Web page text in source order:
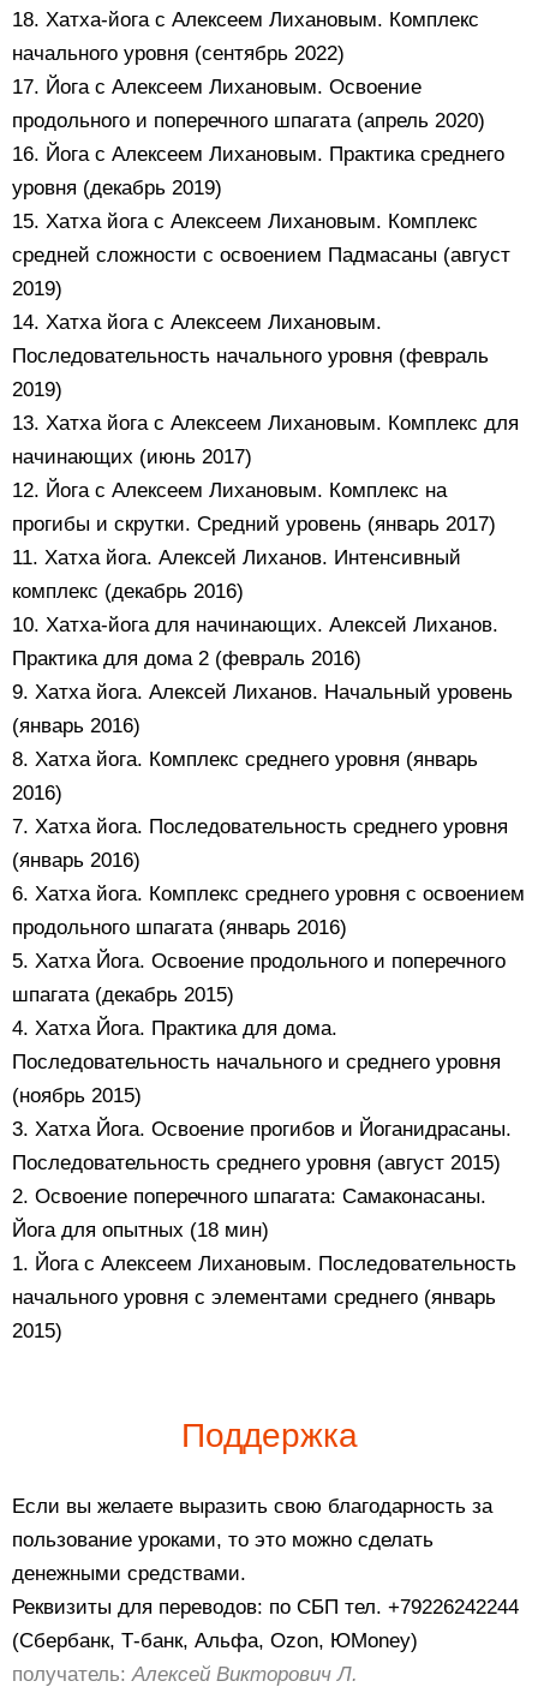
18. Хатха-йога с Алексеем Лихановым. Комплекс
начального уровня (сентябрь 2022)
17. Йога с Алексеем Лихановым. Освоение
продольного и поперечного шпагата (апрель 2020)
16. Йога с Алексеем Лихановым. Практика среднего
уровня (декабрь 2019)
15. Хатха йога с Алексеем Лихановым. Комплекс
средней сложности с освоением Падмасаны (август
2019)
14. Хатха йога с Алексеем Лихановым.
Последовательность начального уровня (февраль
2019)
13. Хатха йога с Алексеем Лихановым. Комплекс для
начинающих (июнь 2017)
12. Йога с Алексеем Лихановым. Комплекс на
прогибы и скрутки. Средний уровень (январь 2017)
11. Хатха йога. Алексей Лиханов. Интенсивный
комплекс (декабрь 2016)
10. Хатха-йога для начинающих. Алексей Лиханов.
Практика для дома 2 (февраль 2016)
9. Хатха йога. Алексей Лиханов. Начальный уровень
(январь 2016)
8. Хатха йога. Комплекс среднего уровня (январь
2016)
7. Хатха йога. Последовательность среднего уровня
(январь 2016)
6. Хатха йога. Комплекс среднего уровня с освоением
продольного шпагата (январь 2016)
5. Хатха Йога. Освоение продольного и поперечного
шпагата (декабрь 2015)
4. Хатха Йога. Практика для дома.
Последовательность начального и среднего уровня
(ноябрь 2015)
3. Хатха Йога. Освоение прогибов и Йоганидрасаны.
Последовательность среднего уровня (август 2015)
2. Освоение поперечного шпагата: Самаконасаны.
Йога для опытных (18 мин)
1. Йога с Алексеем Лихановым. Последовательность
начального уровня с элементами среднего (январь
2015)
Поддержка
Если вы желаете выразить свою благодарность за
пользование уроками, то это можно сделать
денежными средствами.
Реквизиты для переводов: по СБП тел. +79226242244
(Сбербанк, Т-банк, Альфа, Ozon, ЮMoney)
получатель: Алексей Викторович Л.